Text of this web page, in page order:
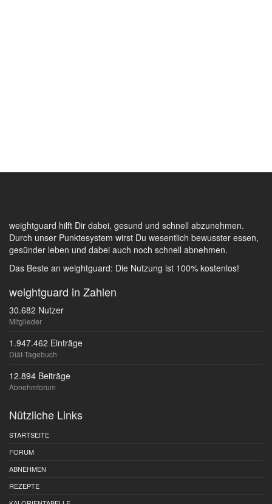
weightguard hilft Dir dabei, gesund und schnell abzunehmen.
Durch unser Punktesystem wirst Du wesentlich bewusster essen,
gesünder leben und dabei auch noch schnell abnehmen.
Das Beste an weightguard: Die Nutzung ist 100% kostenlos!
weightguard in Zahlen
30.682 Nutzer
Mitglieder
1.947.462 Einträge
Diät-Tagebuch
12.894 Beiträge
Abnehmforum
Nützliche Links
STARTSEITE
FORUM
ABNEHMEN
REZEPTE